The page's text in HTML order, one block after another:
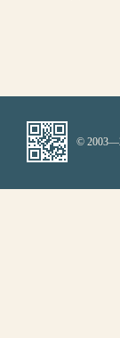
©